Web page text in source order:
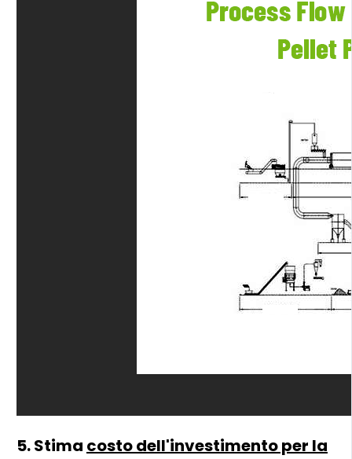
5. Stima costo dell'investimento per la